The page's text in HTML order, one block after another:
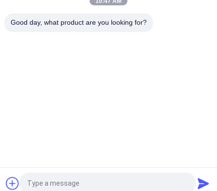
Máquina de triagem vibratória com trajetória de movimento
Pedir um orçamento
Good day, what product are you looking for?